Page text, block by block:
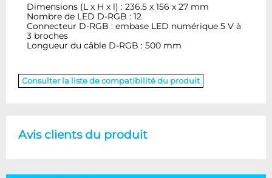
Dimensions (L x H x l) : 236.5 x 156 x 27 mm
Nombre de LED D-RGB : 12
Connecteur D-RGB : embase LED numérique 5 V à
3 broches
Longueur du câble D-RGB : 500 mm
Consulter la liste de compatibilité du produit
Avis clients du produit